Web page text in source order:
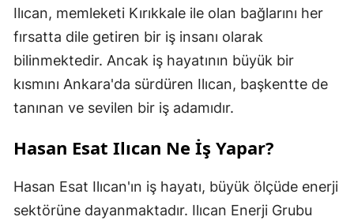
Ilıcan, memleketi Kırıkkale ile olan bağlarını her
fırsatta dile getiren bir iş insanı olarak
bilinmektedir. Ancak iş hayatının büyük bir
kısmını Ankara'da sürdüren Ilıcan, başkentte de
tanınan ve sevilen bir iş adamıdır.
Hasan Esat Ilıcan Ne İş Yapar?
Hasan Esat Ilıcan'ın iş hayatı, büyük ölçüde enerji
sektörüne dayanmaktadır. Ilıcan Enerji Grubu